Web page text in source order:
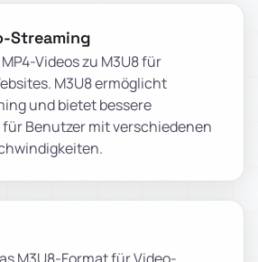
Streaming
Videos zu M3U8 für
M3U8 ermöglicht
und bietet bessere
Benutzer mit verschiedenen